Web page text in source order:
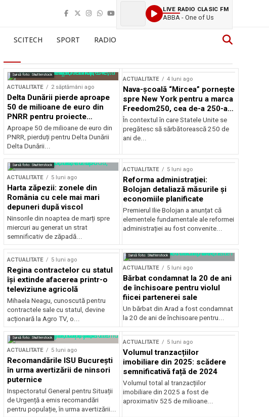
LIVE RADIO CLASIC FM
ABBA - One of Us
SCITECH SPORT RADIO
Sursă foto: Shutterstock
ACTUALITATE 2 săptămâni ago
Delta Dunării pierde aproape
50 de milioane de euro din
PNRR pentru proiecte
esențiale
Aproape 50 de milioane de euro din
PNRR, pierduți pentru Delta Dunării
Delta Dunării...
ACTUALITATE 4 luni ago
Nava-școală “Mircea” pornește
spre New York pentru a marca
Freedom250, cea de-a 250-a
aniversare a Statelor Unite
În contextul în care Statele Unite se
pregătesc să sărbătorească 250 de
ani de...
Sursă foto: Shutterstock
ACTUALITATE 5 luni ago
Harta zăpezii: zonele din
România cu cele mai mari
depuneri după viscol
Ninsorile din noaptea de marți spre
miercuri au generat un strat
semnificativ de zăpadă...
ACTUALITATE 5 luni ago
Reforma administrației:
Bolojan detaliază măsurile și
economiile planificate
Premierul Ilie Bolojan a anunțat că
elementele fundamentale ale reformei
administrației au fost convenite...
ACTUALITATE 5 luni ago
Regina contractelor cu statul
își extinde afacerea printr-o
televiziune agricolă
Mihaela Neagu, cunoscută pentru
contractele sale cu statul, devine
acționară la Agro TV, o...
Sursă foto: Shutterstock
ACTUALITATE 5 luni ago
Bărbat condamnat la 20 de ani
de închisoare pentru violul
fiicei partenerei sale
Un bărbat din Arad a fost condamnat
la 20 de ani de închisoare pentru...
Sursă foto: Shutterstock
ACTUALITATE 5 luni ago
Recomandările ISU București
în urma avertizării de ninsori
puternice
Inspectoratul General pentru Situații
de Urgență a emis recomandări
pentru populație, în urma avertizării...
ACTUALITATE 5 luni ago
Volumul tranzacțiilor
imobiliare din 2025: scădere
semnificativă față de 2024
Volumul total al tranzacțiilor
imobiliare din 2025 a fost de
aproximativ 525 de milioane...